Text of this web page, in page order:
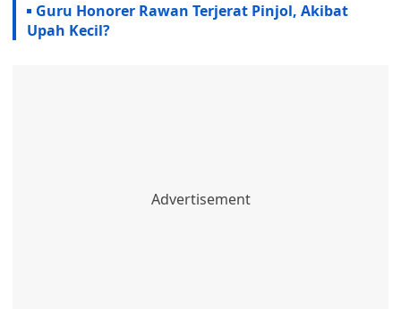
Guru Honorer Rawan Terjerat Pinjol, Akibat
Upah Kecil?